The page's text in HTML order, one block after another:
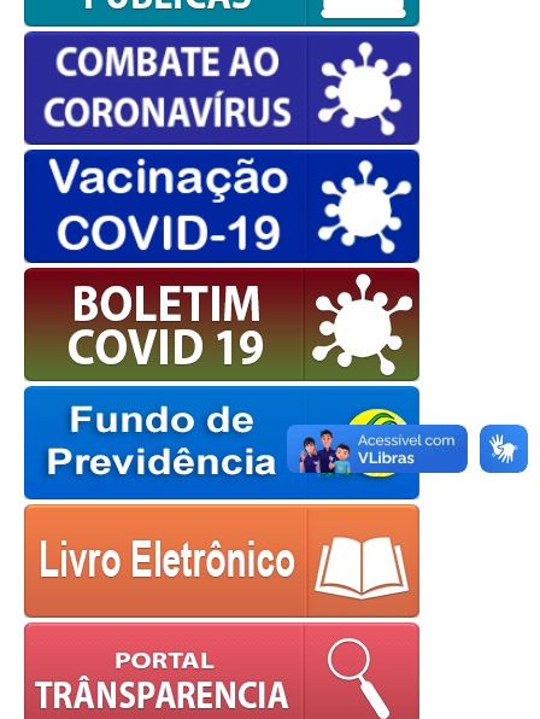
OK
European Commission |
Cookies Policy
powered by